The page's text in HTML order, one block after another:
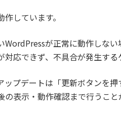
しています。
が正常に動作しない
応できず、不具合が発生する
ップデートは「更新ボタンを
表示・動作確認まで行うこと